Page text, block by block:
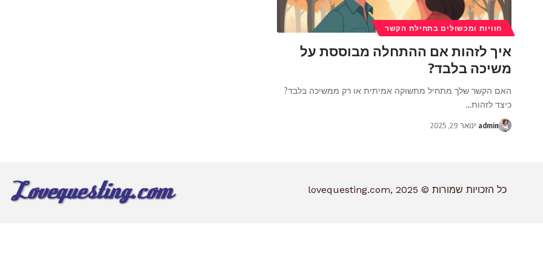
חוויות ומכשולים בתחילת הקשר
איך לזהות אם ההתחלה מבוססת על
משיכה בלבד?
האם הקשר שלך מתחיל מתשוקה אמיתית או רק ממשיכה בלבד?
כיצד לזהות…
admin ינואר 29, 2025
כל הזכויות שמורות © lovequesting.com, 2025